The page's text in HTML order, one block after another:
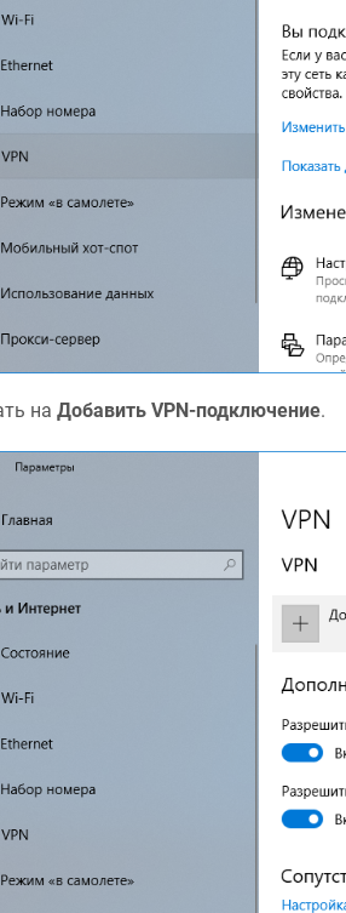
на Добавить VPN-подключение.